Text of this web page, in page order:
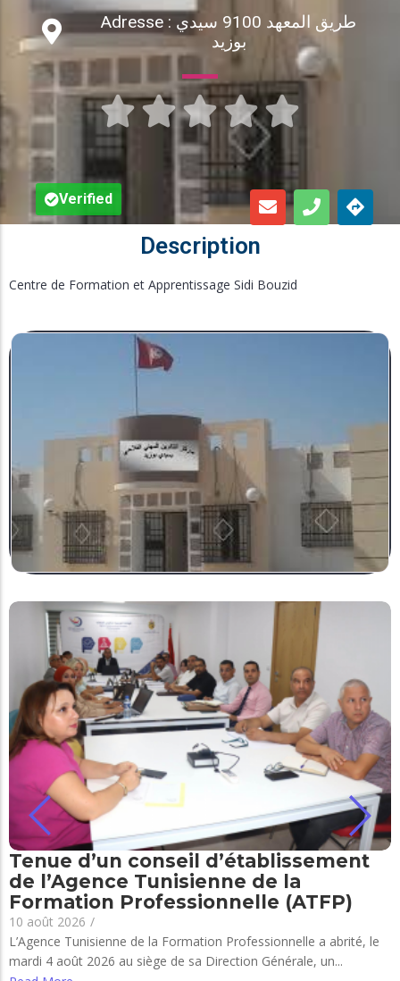
Inscription en Ligne
Bourses
Foire aux Questions
Adresse : طريق المعهد 9100 سيدي
بوزيد

Verified
Description
Centre de Formation et Apprentissage Sidi Bouzid
Tenue d’un conseil d’établissement
de l’Agence Tunisienne de la
Formation Professionnelle (ATFP)
10 août 2026 /
L’Agence Tunisienne de la Formation Professionnelle a abrité, le
mardi 4 août 2026 au siège de sa Direction Générale, un...